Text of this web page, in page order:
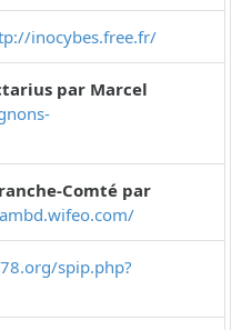
inocybes.free.fr/
par Marcel
Comté par
spip.php?